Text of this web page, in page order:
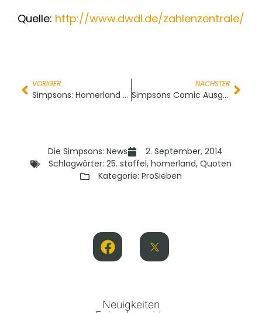
Quelle: http://www.dwdl.de/zahlenzentrale/
VORIGER
Simpsons: Homerland – Deutsche Erstaustrahlung
NÄCHSTER
Simpsons Comic Ausgabe 213
Die Simpsons: News
2. September, 2014
Schlagwörter: 25. staffel, homerland, Quoten
Kategorie: ProSieben
Neuigkeiten